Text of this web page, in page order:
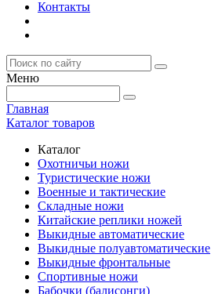
Контакты
Меню
Главная
Каталог товаров
Каталог
Охотничьи ножи
Туристические ножи
Военные и тактические
Складные ножи
Китайские реплики ножей
Выкидные автоматические
Выкидные полуавтоматические
Выкидные фронтальные
Спортивные ножи
Бабочки (балисонги)